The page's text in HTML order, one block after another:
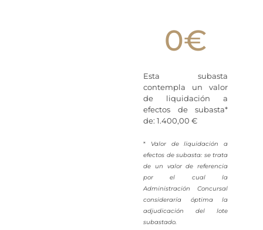
0€
Esta subasta
contempla un valor
de liquidación a
efectos de subasta*
de: 1.400,00 €
* Valor de liquidación a
efectos de subasta: se trata
de un valor de referencia
por el cual la
Administración Concursal
consideraría óptima la
adjudicación del lote
subastado.